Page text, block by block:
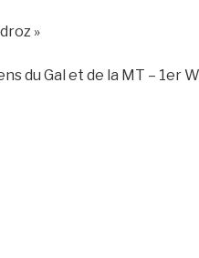
»
du Gal et de la MT – 1er